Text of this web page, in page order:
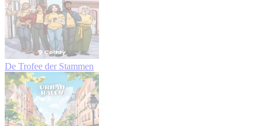
De Trofee der Stammen